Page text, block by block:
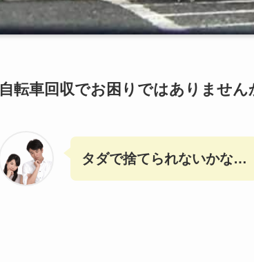
自転車回収でお困りではありません
タダで捨てられないかな…